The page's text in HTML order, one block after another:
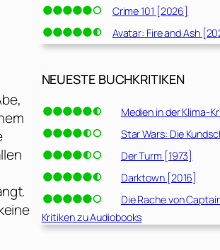
Crime 101 [2026]
Avatar: Fire and Ash
NEUESTE BUCHKRITIKEN
Medien in der Klima-
Star Wars: Die
Der Turm [1973]
Darktown [2016]
Die Rache von
Kritiken zu Audiobooks